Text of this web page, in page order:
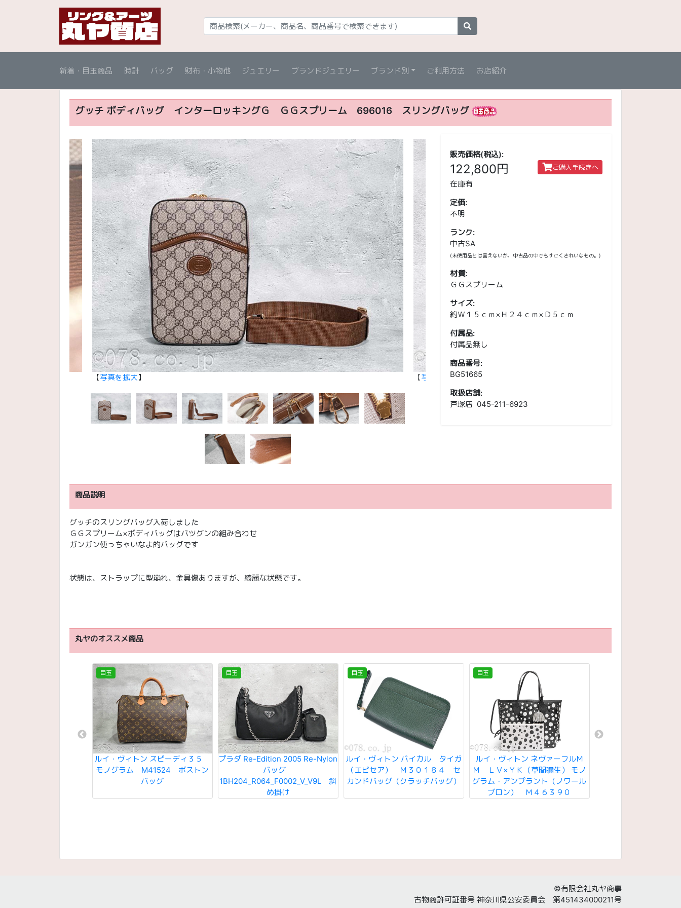
新着・目玉商品 時計 バッグ 財布・小物他 ジュエリー ブランドジュエリー ブランド別 ご利用方法 お店紹介
グッチ ボディバッグ インターロッキングＧ ＧＧスプリーム 696016 スリングバッグ
【写真を拡大】 【写真を拡大】
販売価格(税込):
122,800円 ご購入手続きへ
在庫有
定価:
不明
ランク:
中古SA
(未使用品とは言えないが、中古品の中でもすごくきれいなもの。)
材質:
ＧＧスプリーム
サイズ:
約Ｗ１５ｃｍ×Ｈ２４ｃｍ×Ｄ５ｃｍ
付属品:
付属品無し
商品番号:
BG51665
取扱店舗:
戸塚店 045-211-6923
商品説明
グッチのスリングバッグ入荷しました
ＧＧスプリーム×ボディバッグはバツグンの組み合わせ
ガンガン使っちゃいなよ的バッグです
状態は、ストラップに型崩れ、金具傷ありますが、綺麗な状態です。
丸ヤのオススメ商品
目玉
ルイ・ヴィトン スピーディ３５
モノグラム M41524 ボストン
バッグ
目玉
プラダ Re-Edition 2005 Re-Nylon
バッグ
1BH204_R064_F0002_V_V9L 斜
め掛け
目玉
ルイ・ヴィトン バイカル タイガ
（エピセア） Ｍ３０１８４ セ
カンドバッグ（クラッチバッグ）
目玉
ルイ・ヴィトン ネヴァーフルＭ
Ｍ ＬＶ×ＹＫ（草間彌生） モノ
グラム・アンプラント（ノワール
ブロン） Ｍ４６３９０
©有限会社丸ヤ商事
古物商許可証番号 神奈川県公安委員会 第451434000211号